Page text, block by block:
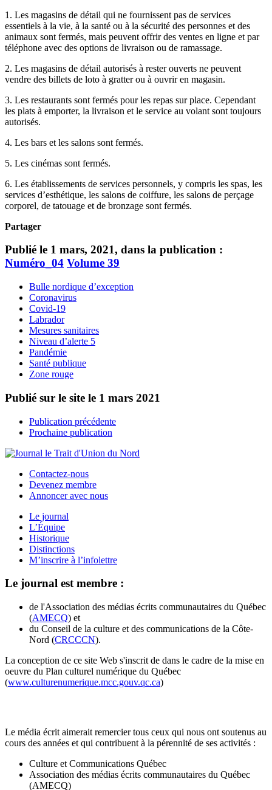
1. Les magasins de détail qui ne fournissent pas de services
essentiels à la vie, à la santé ou à la sécurité des personnes et des
animaux sont fermés, mais peuvent offrir des ventes en ligne et par
téléphone avec des options de livraison ou de ramassage.
2. Les magasins de détail autorisés à rester ouverts ne peuvent
vendre des billets de loto à gratter ou à ouvrir en magasin.
3. Les restaurants sont fermés pour les repas sur place. Cependant
les plats à emporter, la livraison et le service au volant sont toujours
autorisés.
4. Les bars et les salons sont fermés.
5. Les cinémas sont fermés.
6. Les établissements de services personnels, y compris les spas, les
services d’esthétique, les salons de coiffure, les salons de perçage
corporel, de tatouage et de bronzage sont fermés.
Partager
Publié le 1 mars, 2021, dans la publication :
Numéro_04 Volume 39
Bulle nordique d’exception
Coronavirus
Covid-19
Labrador
Mesures sanitaires
Niveau d’alerte 5
Pandémie
Santé publique
Zone rouge
Publié sur le site le 1 mars 2021
Publication précédente
Prochaine publication
Contactez-nous
Devenez membre
Annoncer avec nous
Le journal
L’Équipe
Historique
Distinctions
M’inscrire à l’infolettre
Le journal est membre :
de l'Association des médias écrits communautaires du Québec
(AMECQ) et
du Conseil de la culture et des communications de la Côte-
Nord (CRCCCN).
La conception de ce site Web s'inscrit de dans le cadre de la mise en
oeuvre du Plan culturel numérique du Québec
(www.culturenumerique.mcc.gouv.qc.ca)
Le média écrit aimerait remercier tous ceux qui nous ont soutenus au
cours des années et qui contribuent à la pérennité de ses activités :
Culture et Communications Québec
Association des médias écrits communautaires du Québec
(AMECQ)